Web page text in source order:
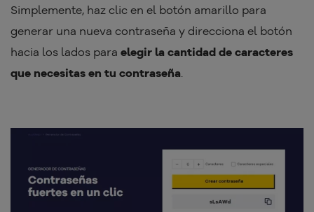
Simplemente, haz clic en el botón amarillo para
generar una nueva contraseña y direcciona el botón
hacia los lados para elegir la cantidad de caracteres
que necesitas en tu contraseña